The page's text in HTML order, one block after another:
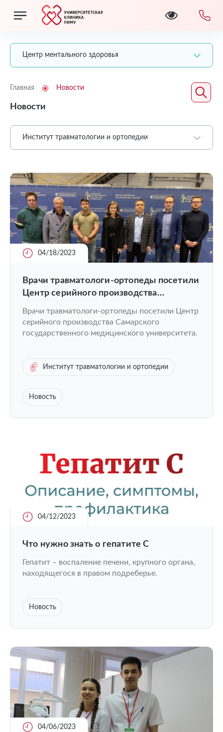
Центр ментального здоровья
Главная Новости
Новости
Институт травматологии и ортопедии
04/18/2023
Врачи травматологи-ортопеды посетили
Центр серийного производства
медицинского университета
Врачи травматологи-ортопеды посетили Центр
серийного производства Самарского
государственного медицинского университета.
Институт травматологии и ортопедии
Новость
04/12/2023
Что нужно знать о гепатите С
Гепатит – воспаление печени, крупного органа,
находящегося в правом подреберье.
Новость
04/06/2023